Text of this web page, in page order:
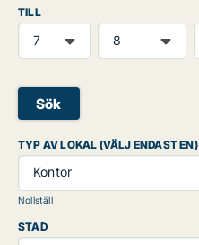
TILL
Sök
TYP AV LOKAL (VÄLJ ENDAST EN)
Kontor
Nollställ
STAD